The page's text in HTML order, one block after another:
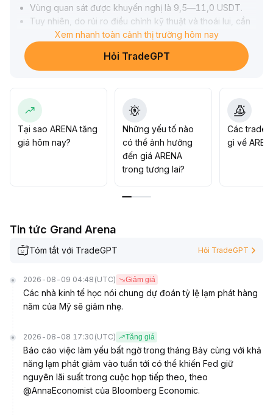
Vùng quan sát được khuyến nghị là 9,5—11,0 USDT.
Tuy nhiên, do rủi ro điều chỉnh kỹ thuật và thoái lui, cần
tuân thủ nghiêm ngặt quản lý vị thế và cắt lỗ.
Đánh giá giá trị trung-dài hạn vẫn cần nhiều sự cộng
hưởng hơn từ hệ sinh thái, dữ liệu và các biến số vĩ mô;
Xem nhanh toàn cảnh thị trường hôm nay
Hỏi TradeGPT
Tại sao ARENA tăng
giá hôm nay?
Những yếu tố nào
có thể ảnh hưởng
đến giá ARENA
trong tương lai?
Các trader
gì về
Tin tức Grand Arena
Tóm tắt với TradeGPT Hỏi TradeGPT
2026-08-09 04:48 (UTC) Giảm giá
Các nhà kinh tế học nói chung dự đoán tỷ lệ lạm phát hàng
năm của Mỹ sẽ giảm nhẹ.
2026-08-08 17:30 (UTC) Tăng giá
Báo cáo việc làm yếu bất ngờ trong tháng Bảy cùng với khả
năng lạm phát giảm vào tuần tới có thể khiến Fed giữ
nguyên lãi suất trong cuộc họp tiếp theo, theo
@AnnaEconomist của Bloomberg Economic.